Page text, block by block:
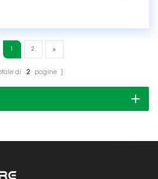
2
di 2 pagine